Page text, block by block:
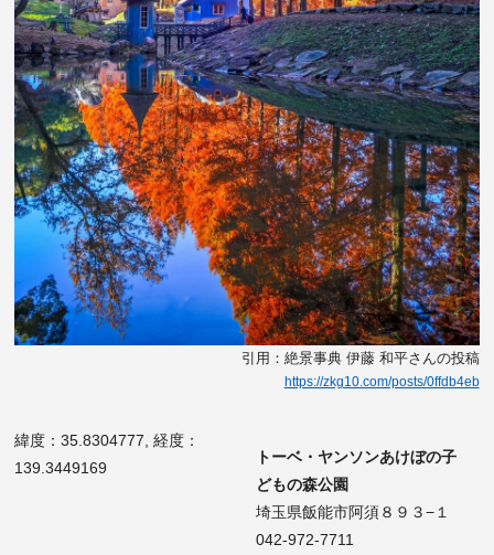
引用：絶景事典 伊藤 和平さんの投稿
https://zkg10.com/posts/0ffdb4eb
緯度：35.8304777, 経度：
139.3449169
トーベ・ヤンソンあけぼの子
どもの森公園
埼玉県飯能市阿須８９３−１
042-972-7711